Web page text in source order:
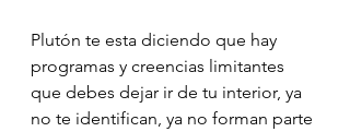
Plutón te esta diciendo que hay
programas y creencias limitantes
que debes dejar ir de tu interior, ya
no te identifican, ya no forman parte